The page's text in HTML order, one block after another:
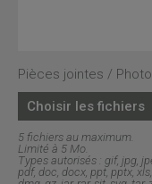
Pièces jointes /
Choisir les fichiers
5 fichiers au maximum.
Limité à 5 Mo.
Types autorisés : gif, jpg,
pdf, doc, docx, ppt, pptx,